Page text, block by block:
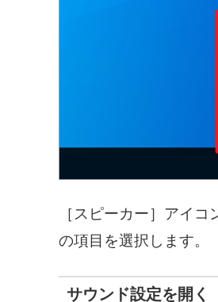
［スピーカー］アイ
の項目を選択します。
サウンド設定を開く